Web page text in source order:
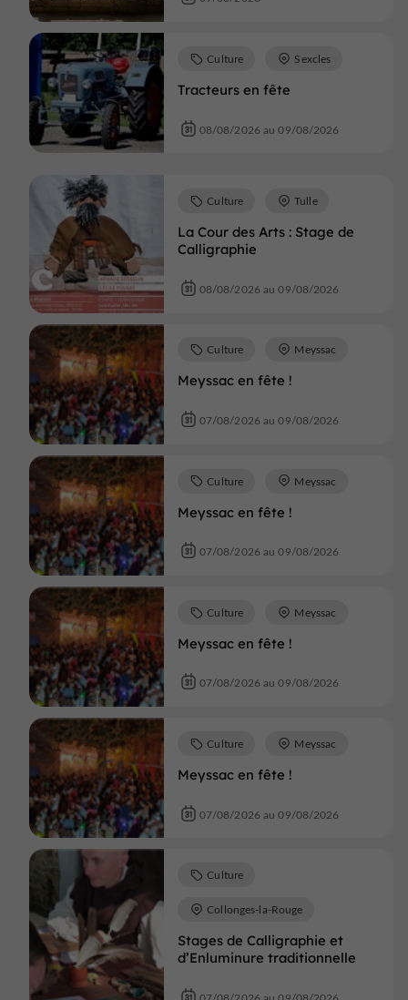
Tracteurs en fête
Culture Sexcles
08/08/2026 au 09/08/2026
La Cour des Arts : Stage de
Calligraphie
Culture Tulle
08/08/2026 au 09/08/2026
Meyssac en fête !
Culture Meyssac
07/08/2026 au 09/08/2026
Meyssac en fête !
Culture Meyssac
07/08/2026 au 09/08/2026
Meyssac en fête !
Culture Meyssac
07/08/2026 au 09/08/2026
Meyssac en fête !
Culture Meyssac
07/08/2026 au 09/08/2026
Stages de Calligraphie et
d’Enluminure traditionnelle
Culture
Collonges-la-Rouge
07/08/2026 au 09/08/2026